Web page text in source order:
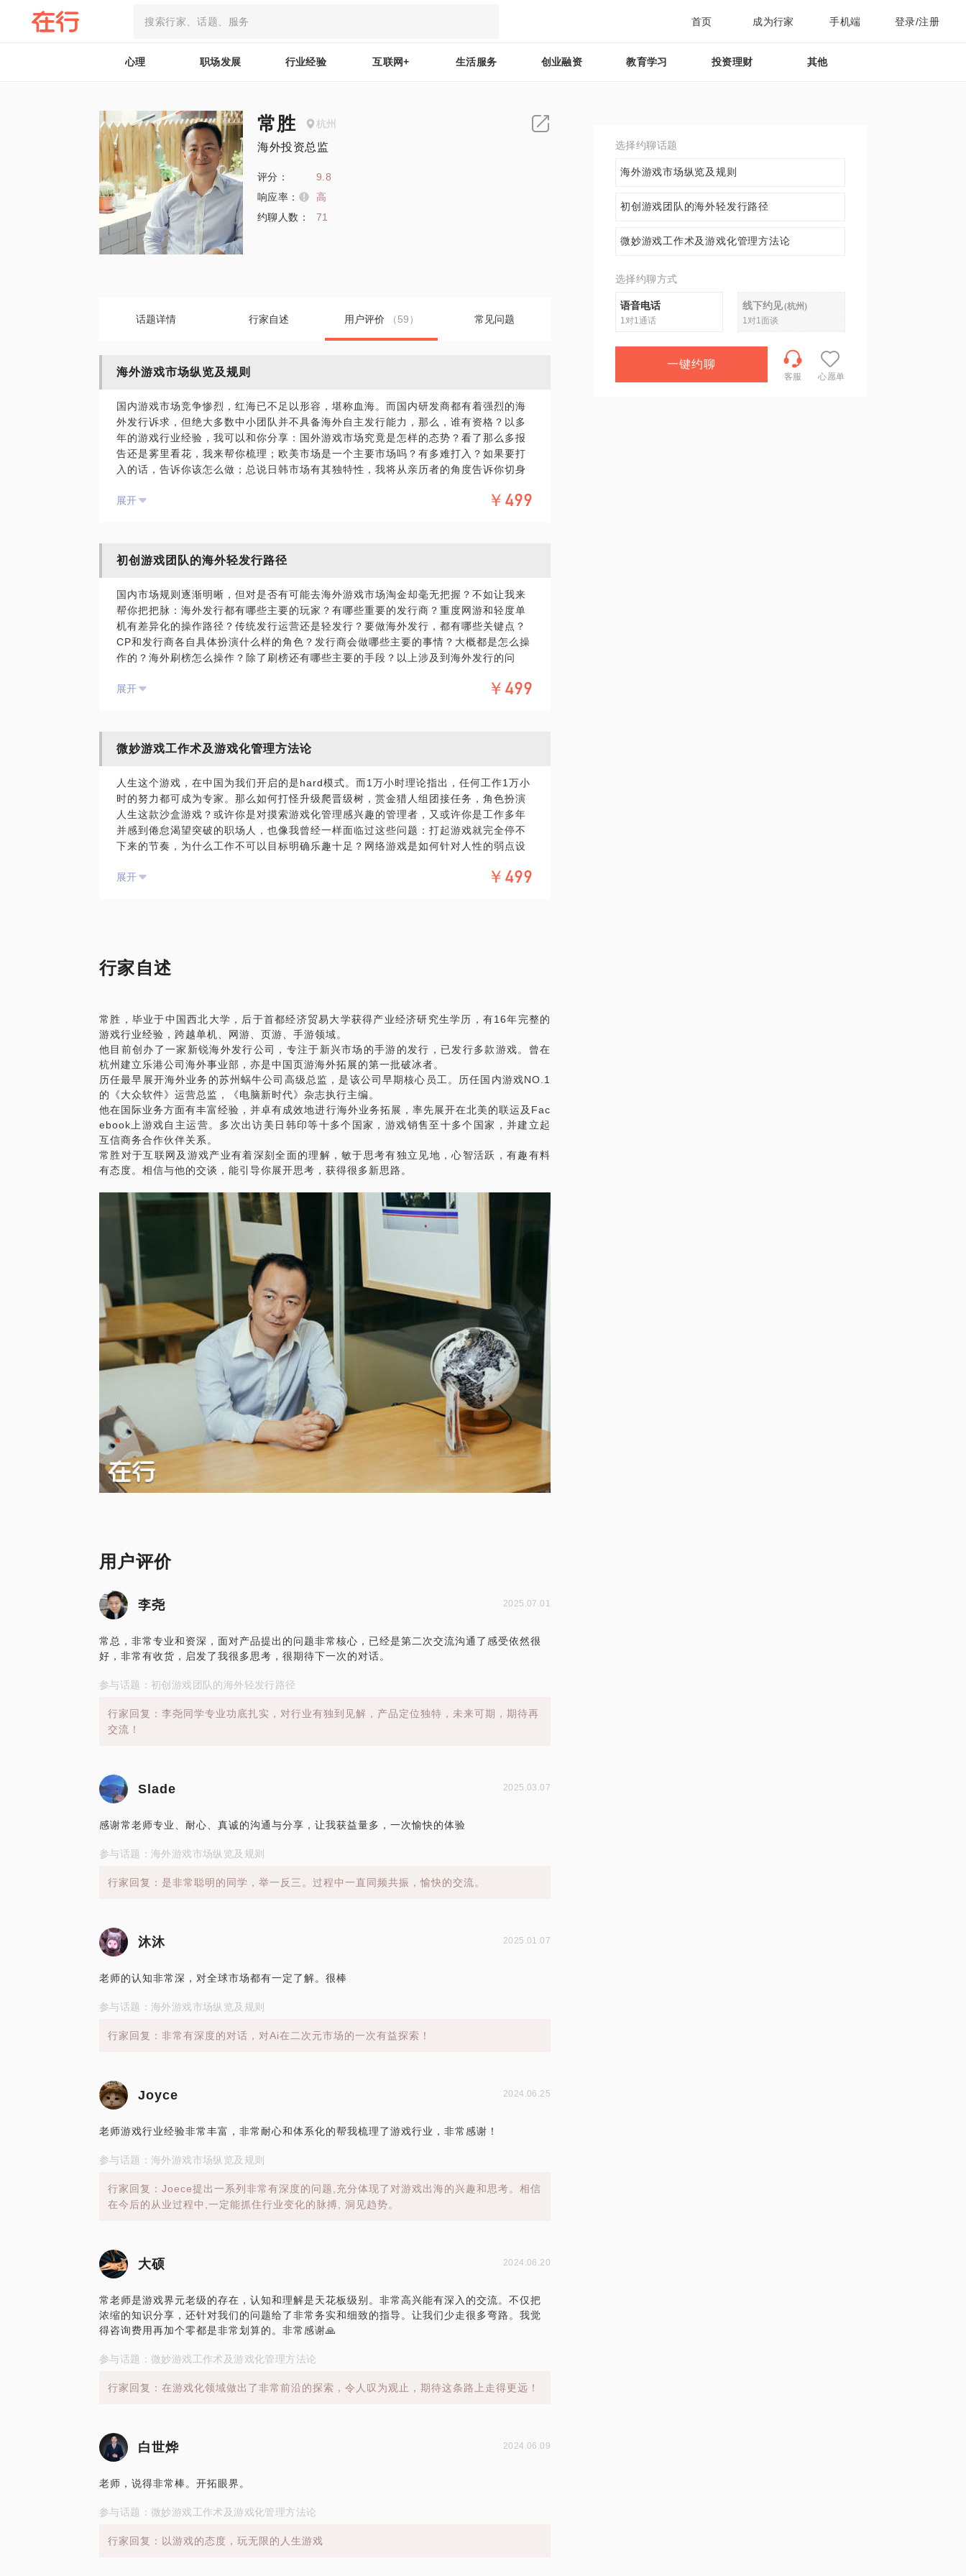
首页 成为行家 手机端 登录/注册
心理 职场发展 行业经验 互联网+ 生活服务 创业融资 教育学习 投资理财 其他
常胜 杭州
海外投资总监
评分：
9.8
响应率：
高
约聊人数：
71
话题详情 行家自述 用户评价 （59） 常见问题
海外游戏市场纵览及规则
国内游戏市场竞争惨烈，红海已不足以形容，堪称血海。而国内研发商都有着强烈的海
外发行诉求，但绝大多数中小团队并不具备海外自主发行能力，那么，谁有资格？以多
年的游戏行业经验，我可以和你分享：国外游戏市场究竟是怎样的态势？看了那么多报
告还是雾里看花，我来帮你梳理；欧美市场是一个主要市场吗？有多难打入？如果要打
入的话，告诉你该怎么做；总说日韩市场有其独特性，我将从亲历者的角度告诉你切身
上涉及到海外市场的问题，我可以告诉你一些温度有观点的答复。
国外游戏市场究竟是怎样的态势？现在有哪些新兴市场？
展开 ￥499
初创游戏团队的海外轻发行路径
国内市场规则逐渐明晰，但对是否有可能去海外游戏市场淘金却毫无把握？不如让我来
帮你把把脉：海外发行都有哪些主要的玩家？有哪些重要的发行商？重度网游和轻度单
机有差异化的操作路径？传统发行运营还是轻发行？要做海外发行，都有哪些关键点？
CP和发行商各自具体扮演什么样的角色？发行商会做哪些主要的事情？大概都是怎么操
作的？海外刷榜怎么操作？除了刷榜还有哪些主要的手段？以上涉及到海外发行的问
展开 ￥499
微妙游戏工作术及游戏化管理方法论
人生这个游戏，在中国为我们开启的是hard模式。而1万小时理论指出，任何工作1万小
时的努力都可成为专家。那么如何打怪升级爬晋级树，赏金猎人组团接任务，角色扮演
人生这款沙盒游戏？或许你是对摸索游戏化管理感兴趣的管理者，又或许你是工作多年
并感到倦怠渴望突破的职场人，也像我曾经一样面临过这些问题：打起游戏就完全停不
下来的节奏，为什么工作不可以目标明确乐趣十足？网络游戏是如何针对人性的弱点设
这些方面，相信我能为你提供帮助，我愿意与你交流：分享我自行设计的“微妙游戏工作
游戏工作术”并在近两年的创业过程中身体践行。PS.在选择与我见面前，请把你的问题
更具体化。毕竟一小时的谈话只能解决一个小问题。请把你的问题提前发给我，方便我
人生这个游戏，在中国为我们开启的是hard模式，你会怎么玩？
展开 ￥499
行家自述
常胜，毕业于中国西北大学，后于首都经济贸易大学获得产业经济研究生学历，有16年完整的
游戏行业经验，跨越单机、网游、页游、手游领域。
他目前创办了一家新锐海外发行公司，专注于新兴市场的手游的发行，已发行多款游戏。曾在
杭州建立乐港公司海外事业部，亦是中国页游海外拓展的第一批破冰者。
历任最早展开海外业务的苏州蜗牛公司高级总监，是该公司早期核心员工。历任国内游戏NO.1
的《大众软件》运营总监，《电脑新时代》杂志执行主编。
他在国际业务方面有丰富经验，并卓有成效地进行海外业务拓展，率先展开在北美的联运及Fac
ebook上游戏自主运营。多次出访美日韩印等十多个国家，游戏销售至十多个国家，并建立起
互信商务合作伙伴关系。
常胜对于互联网及游戏产业有着深刻全面的理解，敏于思考有独立见地，心智活跃，有趣有料
用户评价
李尧 2025.07.01
常总，非常专业和资深，面对产品提出的问题非常核心，已经是第二次交流沟通了感受依然很
好，非常有收货，启发了我很多思考，很期待下一次的对话。
参与话题：初创游戏团队的海外轻发行路径
行家回复：李尧同学专业功底扎实，对行业有独到见解，产品定位独特，未来可期，期待再
交流！
Slade 2025.03.07
感谢常老师专业、耐心、真诚的沟通与分享，让我获益量多，一次愉快的体验
参与话题：海外游戏市场纵览及规则
行家回复：是非常聪明的同学，举一反三。过程中一直同频共振，愉快的交流。
沐沐 2025.01.07
老师的认知非常深，对全球市场都有一定了解。很棒
参与话题：海外游戏市场纵览及规则
行家回复：非常有深度的对话，对Ai在二次元市场的一次有益探索！
Joyce 2024.06.25
老师游戏行业经验非常丰富，非常耐心和体系化的帮我梳理了游戏行业，非常感谢！
参与话题：海外游戏市场纵览及规则
行家回复：Joece提出一系列非常有深度的问题,充分体现了对游戏出海的兴趣和思考。相信
在今后的从业过程中,一定能抓住行业变化的脉搏, 洞见趋势。
大硕 2024.06.20
常老师是游戏界元老级的存在，认知和理解是天花板级别。非常高兴能有深入的交流。不仅把
浓缩的知识分享，还针对我们的问题给了非常务实和细致的指导。让我们少走很多弯路。我觉
得咨询费用再加个零都是非常划算的。非常感谢🙏
参与话题：微妙游戏工作术及游戏化管理方法论
行家回复：在游戏化领域做出了非常前沿的探索，令人叹为观止，期待这条路上走得更远！
白世烨 2024.06.09
老师，说得非常棒。开拓眼界。
参与话题：微妙游戏工作术及游戏化管理方法论
行家回复：以游戏的态度，玩无限的人生游戏
选择约聊话题
海外游戏市场纵览及规则
初创游戏团队的海外轻发行路径
微妙游戏工作术及游戏化管理方法论
选择约聊方式
语音电话
1对1通话
线下约见(杭州)
1对1面谈
一键约聊
客服 心愿单